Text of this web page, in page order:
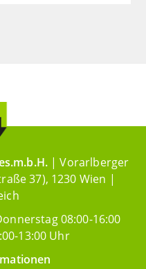
| Vorarlberger
37), 1230 Wien |
08:00-16:00
13:00 Uhr